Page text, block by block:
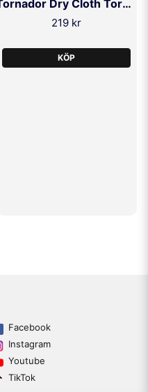
Tornador Dry Cloth Torkduk
219 kr
KÖP
Facebook
Instagram
Youtube
TikTok